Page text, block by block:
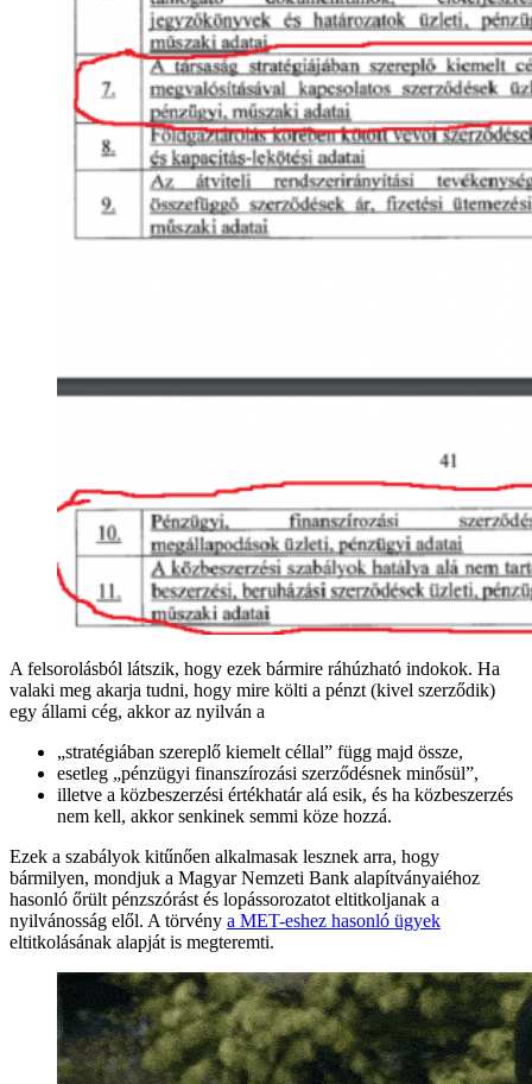
A felsorolásból látszik, hogy ezek bármire ráhúzható indokok. Ha
valaki meg akarja tudni, hogy mire költi a pénzt (kivel szerződik)
egy állami cég, akkor az nyilván a
„stratégiában szereplő kiemelt céllal” függ majd össze,
esetleg „pénzügyi finanszírozási szerződésnek minősül”,
illetve a közbeszerzési értékhatár alá esik, és ha közbeszerzés
nem kell, akkor senkinek semmi köze hozzá.
Ezek a szabályok kitűnően alkalmasak lesznek arra, hogy
bármilyen, mondjuk a Magyar Nemzeti Bank alapítványaiéhoz
hasonló őrült pénzszórást és lopássorozatot eltitkoljanak a
nyilvánosság elől. A törvény a MET-eshez hasonló ügyek
eltitkolásának alapját is megteremti.